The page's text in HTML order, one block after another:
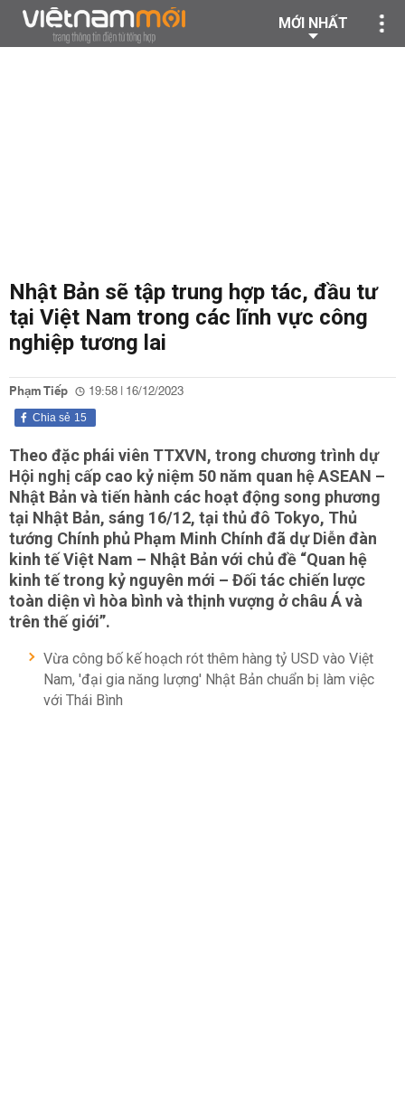
MỚI NHẤT
Nhật Bản sẽ tập trung hợp tác, đầu tư
tại Việt Nam trong các lĩnh vực công
nghiệp tương lai
Phạm Tiếp 19:58 | 16/12/2023
15
Chia sẻ
Theo đặc phái viên TTXVN, trong chương trình dự
Hội nghị cấp cao kỷ niệm 50 năm quan hệ ASEAN –
Nhật Bản và tiến hành các hoạt động song phương
tại Nhật Bản, sáng 16/12, tại thủ đô Tokyo, Thủ
tướng Chính phủ Phạm Minh Chính đã dự Diễn đàn
kinh tế Việt Nam – Nhật Bản với chủ đề “Quan hệ
kinh tế trong kỷ nguyên mới – Đối tác chiến lược
toàn diện vì hòa bình và thịnh vượng ở châu Á và
trên thế giới”.
Vừa công bố kế hoạch rót thêm hàng tỷ USD vào Việt
Nam, 'đại gia năng lượng' Nhật Bản chuẩn bị làm việc
với Thái Bình